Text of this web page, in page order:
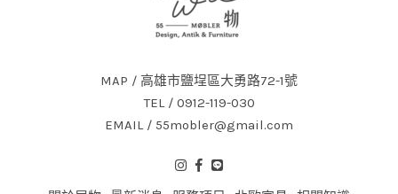
MAP / 高雄市鹽埕區大勇路72-1號
TEL / 0912-119-030
EMAIL / 55mobler@gmail.com